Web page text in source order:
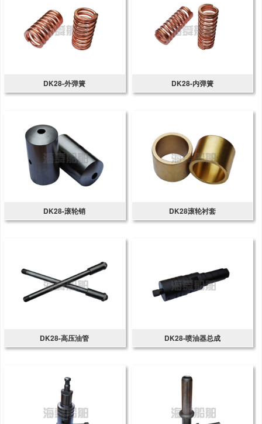
DK28-外弹簧 DK28-内弹簧
DK28-滚轮销 DK28滚轮衬套
DK28-高压油管 DK28-喷油器总成